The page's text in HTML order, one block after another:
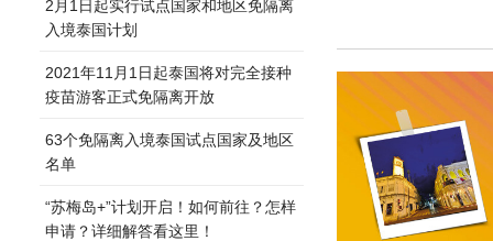
2月1日起实行试点国家和地区免隔离
入境泰国计划
2021年11月1日起泰国将对完全接种
疫苗游客正式免隔离开放
63个免隔离入境泰国试点国家及地区
名单
“苏梅岛+”计划开启！如何前往？怎样
申请？详细解答看这里！